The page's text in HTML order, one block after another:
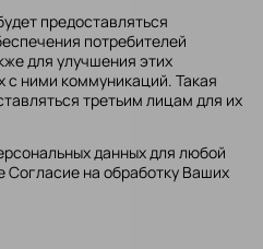
предоставляться
потребителей
для улучшения этих
с ними коммуникаций. Такая
третьим лицам для их
данных для любой
на обработку Ваших